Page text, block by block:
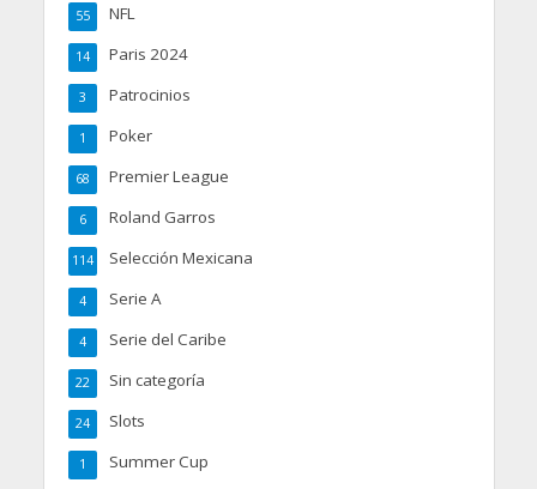
NFL
55
Paris 2024
14
Patrocinios
3
Poker
1
Premier League
68
Roland Garros
6
Selección Mexicana
114
Serie A
4
Serie del Caribe
4
Sin categoría
22
Slots
24
Summer Cup
1